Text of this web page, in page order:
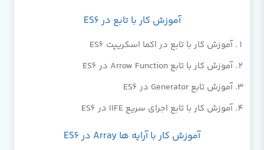
آموزش کار با تابع در ES6
آموزش کار با تابع در اکما اسکریپت ES6
آموزش کار با تابع Arrow Function در ES6
آموزش تابع Generator در ES6
آموزش کار با تابع اجرای سریع IIFE در ES6
آموزش کار با آرایه ها Array در ES6